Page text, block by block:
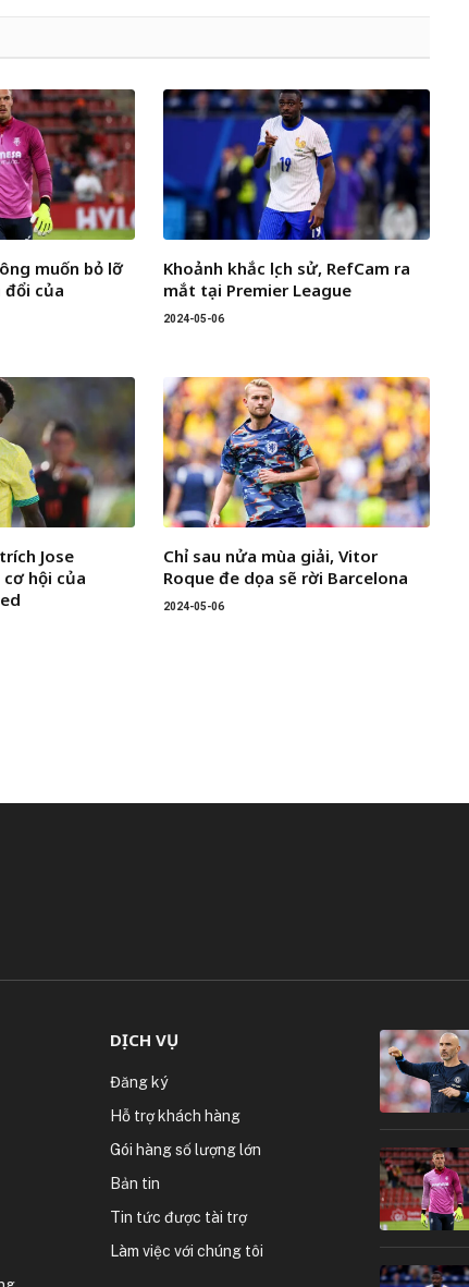
muốn bỏ lỡ
đổi của
Khoảnh khắc lịch sử, RefCam ra
mắt tại Premier League
2024-05-06
Jose
hội của
Chỉ sau nửa mùa giải, Vitor
Roque đe dọa sẽ rời Barcelona
2024-05-06
DỊCH VỤ
Đăng ký
Hỗ trợ khách hàng
Gói hàng số lượng lớn
Bản tin
Tin tức được tài trợ
Làm việc với chúng tôi